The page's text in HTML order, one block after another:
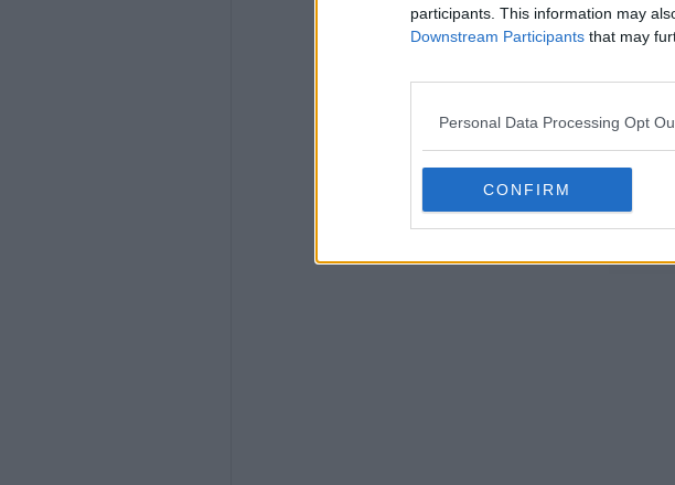
participants. This information may
Downstream Participants that may
Personal Data Processing Opt
CONFIRM